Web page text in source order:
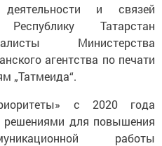
и связей
Татарстан
Министерства
агентства по печати
„Татмеида“.
с 2020 года
для повышения
работы